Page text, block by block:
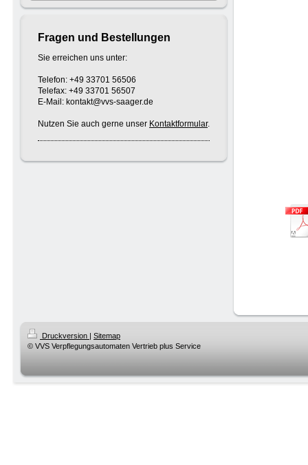
Fragen und Bestellungen
Sie erreichen uns unter:
Telefon: +49 33701 56506
Telefax: +49 33701 56507
E-Mail: kontakt@vvs-saager.de
Nutzen Sie auch gerne unser Kontaktformular.
Druckversion | Sitemap
© VVS Verpflegungsautomaten Vertrieb plus Service